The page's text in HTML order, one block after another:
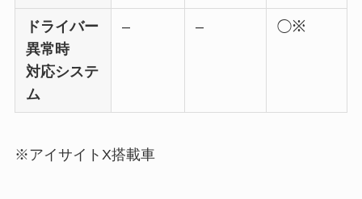
ドライバー
異常時
対応システ
ム
– – ◯※
※アイサイトX搭載車